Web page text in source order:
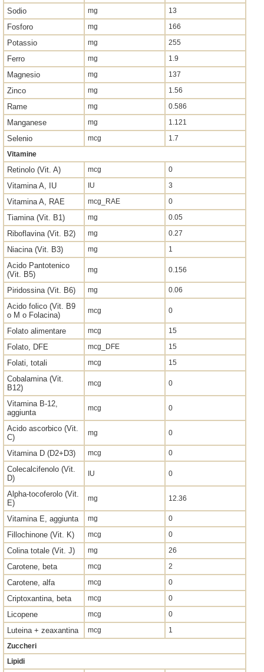
Sodio mg 13
Fosforo mg 166
Potassio mg 255
Ferro mg 1.9
Magnesio mg 137
Zinco mg 1.56
Rame mg 0.586
Manganese mg 1.121
Selenio mcg
1.7
Vitamine
Retinolo (Vit. A) mcg 0
Vitamina A, IU IU 3
Vitamina A, RAE mcg_RAE 0
Tiamina (Vit. B1) mg 0.05
Riboflavina (Vit. B2) mg 0.27
Niacina (Vit. B3) mg 1
Acido Pantotenico
(Vit. B5)
mg 0.156
Piridossina (Vit. B6) mg 0.06
Acido folico (Vit. B9
o M o Folacina)
mcg 0
Folato alimentare mcg 15
Folato, DFE mcg_DFE 15
Folati, totali mcg 15
Cobalamina (Vit.
B12)
mcg 0
Vitamina B-12,
aggiunta
mcg 0
Acido ascorbico (Vit.
C)
mg 0
Vitamina D (D2+D3) mcg 0
Colecalcifenolo (Vit.
D)
IU 0
Alpha-tocoferolo (Vit.
E)
mg 12.36
Vitamina E, aggiunta mg 0
Fillochinone (Vit. K) mcg 0
Colina totale (Vit. J) mg 26
Carotene, beta mcg 2
Carotene, alfa mcg 0
Criptoxantina, beta mcg 0
Licopene mcg 0
Luteina + zeaxantina mcg
1
Zuccheri
Lipidi